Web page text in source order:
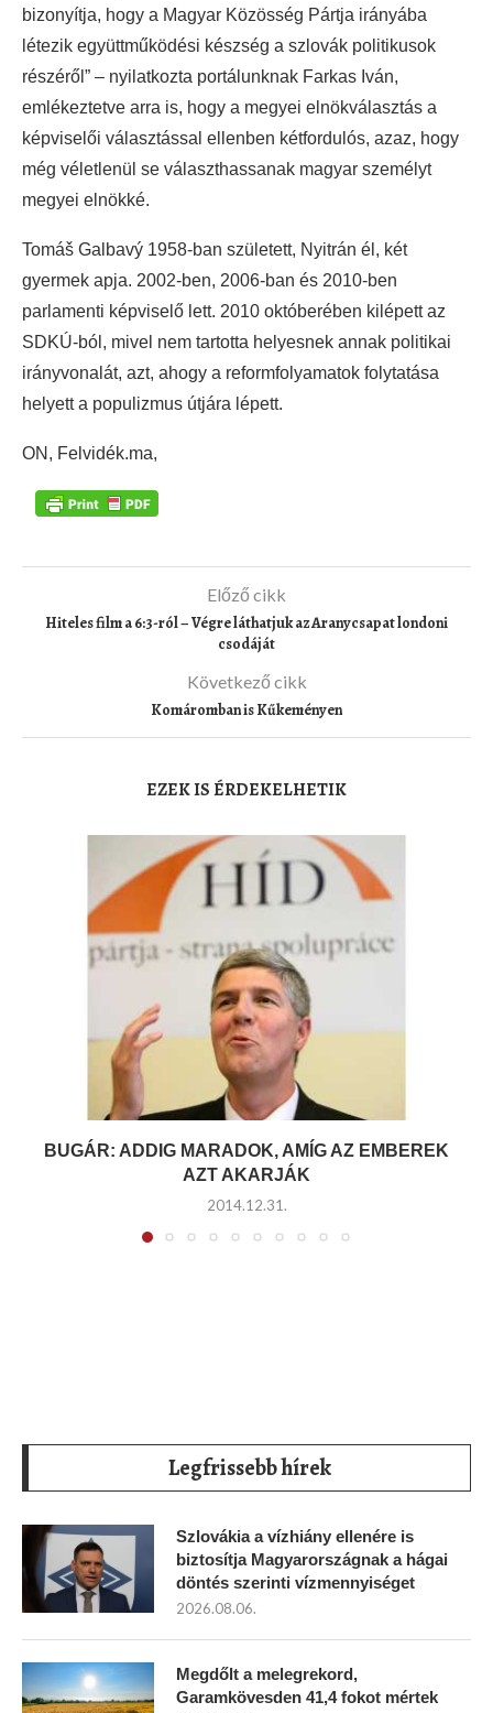
bizonyítja, hogy a Magyar Közösség Pártja irányába
létezik együttműködési készség a szlovák politikusok
részéről” – nyilatkozta portálunknak Farkas Iván,
emlékeztetve arra is, hogy a megyei elnökválasztás a
képviselői választással ellenben kétfordulós, azaz, hogy
még véletlenül se választhassanak magyar személyt
megyei elnökké.
Tomáš Galbavý 1958-ban született, Nyitrán él, két
gyermek apja. 2002-ben, 2006-ban és 2010-ben
parlamenti képviselő lett. 2010 októberében kilépett az
SDKÚ-ból, mivel nem tartotta helyesnek annak politikai
irányvonalát, azt, ahogy a reformfolyamatok folytatása
helyett a populizmus útjára lépett.
ON, Felvidék.ma,
Előző cikk
Hiteles film a 6:3-ról – Végre láthatjuk az Aranycsapat londoni
csodáját
Következő cikk
Komáromban is Kűkeményen
EZEK IS ÉRDEKELHETIK
BUGÁR: ADDIG MARADOK, AMÍG AZ EMBEREK
AZT AKARJÁK
2014.12.31.
Legfrissebb hírek
Szlovákia a vízhiány ellenére is
biztosítja Magyarországnak a hágai
döntés szerinti vízmennyiséget
2026.08.06.
Megdőlt a melegrekord,
Garamkövesden 41,4 fokot mértek